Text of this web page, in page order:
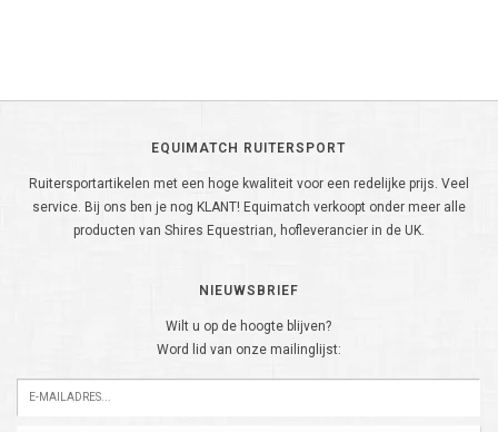
EQUIMATCH RUITERSPORT
Ruitersportartikelen met een hoge kwaliteit voor een redelijke prijs. Veel
service. Bij ons ben je nog KLANT! Equimatch verkoopt onder meer alle
producten van Shires Equestrian, hofleverancier in de UK.
NIEUWSBRIEF
Wilt u op de hoogte blijven?
Word lid van onze mailinglijst: